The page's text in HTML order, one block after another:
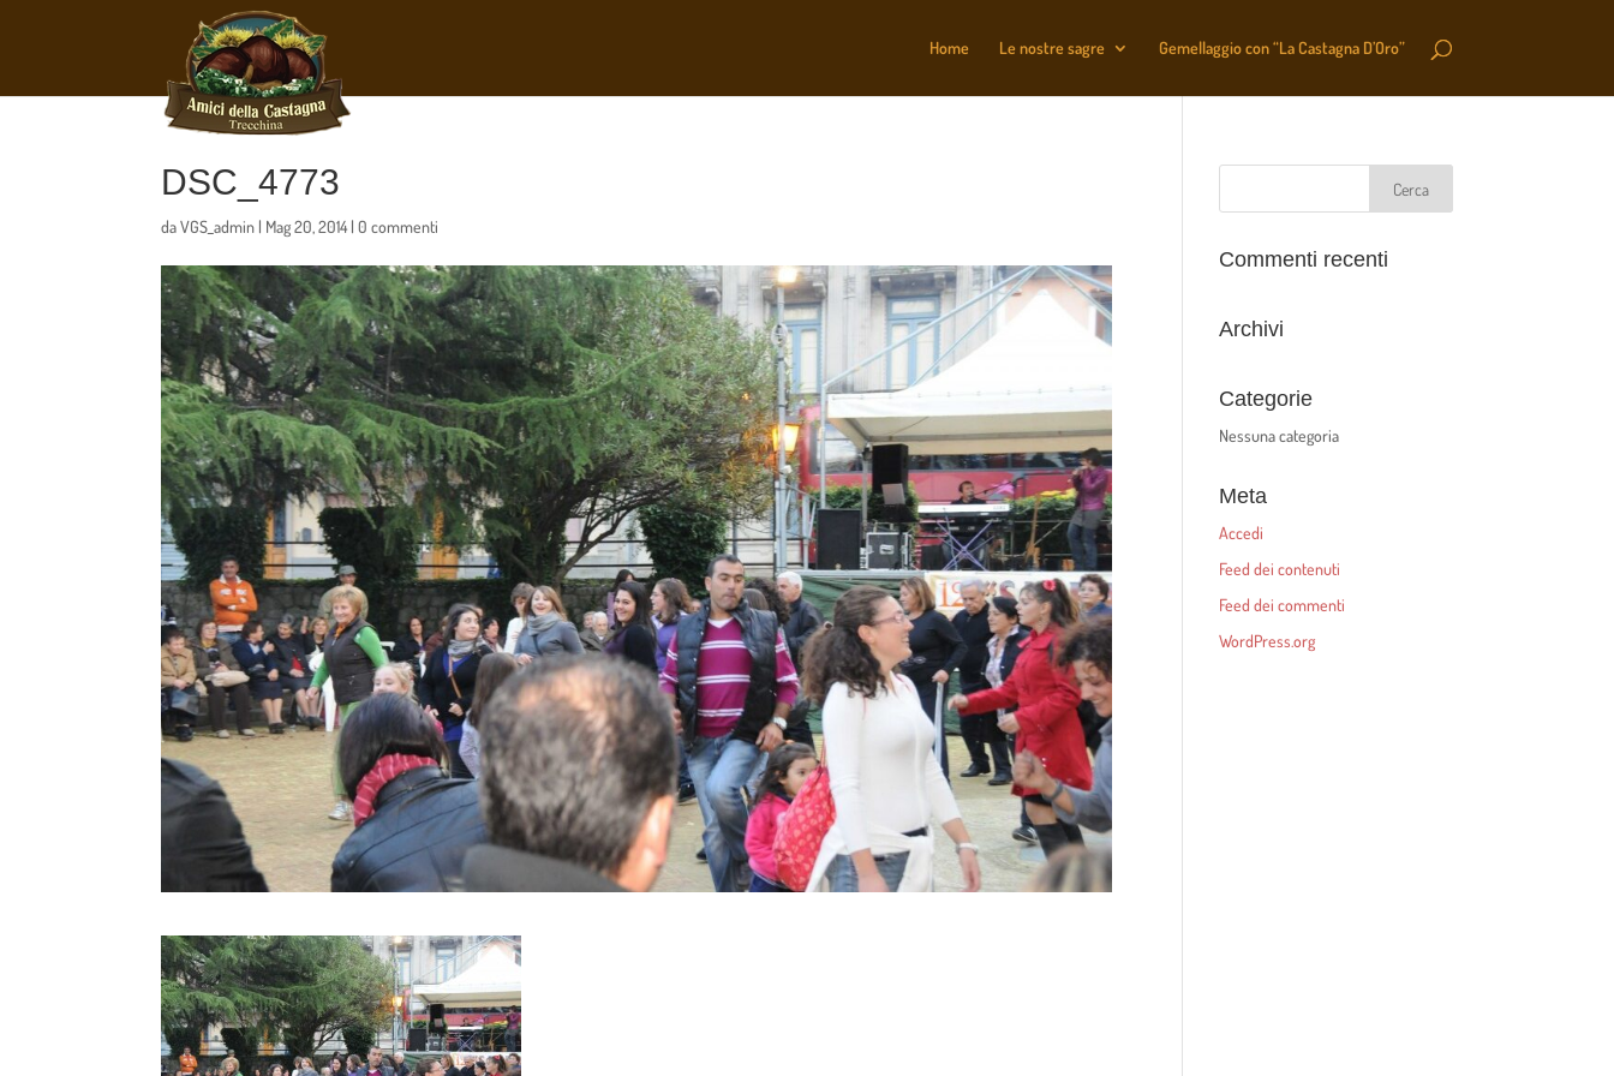
Home Le nostre sagre Gemellaggio con “La Castagna D’Oro”
DSC_4773
daVGS_admin | Mag 20, 2014 |0 commenti
Commenti recenti
Archivi
Categorie
Nessuna categoria
Meta
Accedi
Feed dei contenuti
Feed dei commenti
WordPress.org